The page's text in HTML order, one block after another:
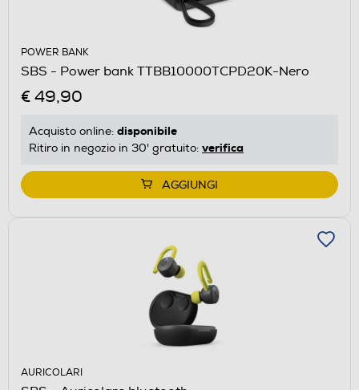
POWER BANK
SBS - Power bank TTBB10000TCPD20K-Nero
€ 49,90
Acquisto online: disponibile
Ritiro in negozio in 30' gratuito: verifica
AGGIUNGI
AURICOLARI